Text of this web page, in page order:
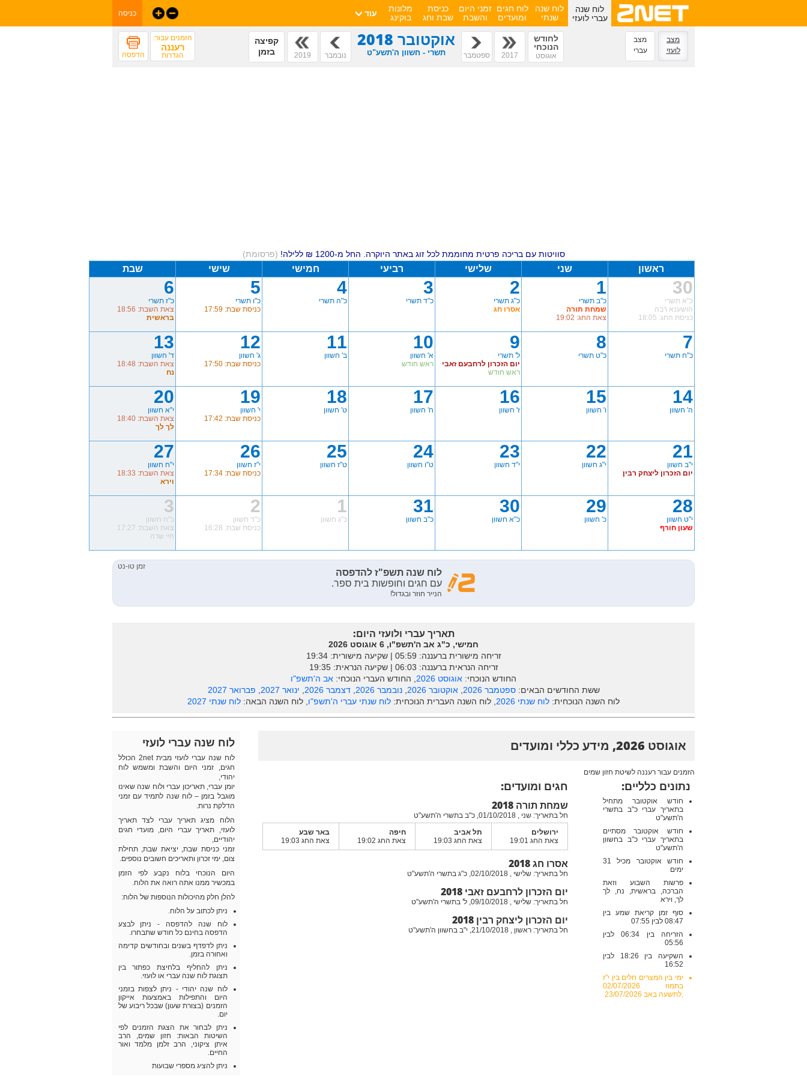
לוח שנה
עברי לועזי
לוח שנה
שנתי
לוח חגים
ומועדים
זמני היום
והשבת
כניסת
שבת וחג
מלונות
בוקינג
עוד כניסה
מצב
לועזי
מצב
עברי
הזמנים עבור:
רעננה
הגדרות הדפסה
לחודש
הנוכחי
אוגוסט 2017 ספטמבר
אוקטובר 2018
תשרי - חשוון ה'תשע"ט נובמבר 2019
קפיצה
בזמן
סוויטות עם בריכה פרטית מחוממת לכל זוג באתר היוקרה. החל מ-1200 ₪ ללילה! (פרסומת)
ראשון שני שלישי רביעי חמישי שישי שבת
30
כ"א תשרי
הושענא רבה
כניסת החג: 18:05
1
כ"ב תשרי
שמחת תורה
צאת החג: 19:02
2
כ"ג תשרי
אסרו חג
3
כ"ד תשרי
4
כ"ה תשרי
5
כ"ו תשרי
כניסת שבת: 17:59
6
כ"ז תשרי
צאת השבת: 18:56
בראשית
7
כ"ח תשרי
8
כ"ט תשרי
9
ל' תשרי
יום הזכרון לרחבעם זאבי
ראש חודש
10
א' חשוון
ראש חודש
11
ב' חשוון
12
ג' חשוון
כניסת שבת: 17:50
13
ד' חשוון
צאת השבת: 18:48
נח
14
ה' חשוון
15
ו' חשוון
16
ז' חשוון
17
ח' חשוון
18
ט' חשוון
19
י' חשוון
כניסת שבת: 17:42
20
י"א חשוון
צאת השבת: 18:40
לך לך
21
י"ב חשוון
יום הזכרון ליצחק רבין
22
י"ג חשוון
23
י"ד חשוון
24
ט"ו חשוון
25
ט"ז חשוון
26
י"ז חשוון
כניסת שבת: 17:34
27
י"ח חשוון
צאת השבת: 18:33
וירא
28
י"ט חשוון
שעון חורף
29
כ' חשוון
30
כ"א חשוון
31
כ"ב חשוון
1
כ"ג חשוון
2
כ"ד חשוון
כניסת שבת: 16:28
3
כ"ה חשוון
צאת השבת: 17:27
חיי שרה
תאריך עברי ולועזי היום:
חמישי, כ"ג אב ה'תשפ"ו, 6 אוגוסט 2026
זריחה מישורית ברעננה: ‎05:59 | שקיעה מישורית: 19:34
זריחה הנראית ברעננה: ‎06:03 | שקיעה הנראית: 19:35
החודש הנוכחי: אוגוסט 2026 , החודש העברי הנוכחי: אב ה'תשפ"ו
ששת החודשים הבאים:ספטמבר 2026 ,אוקטובר 2026 ,נובמבר 2026 ,דצמבר 2026 ינואר 2027
פברואר 2027
לוח השנה הנוכחית: לוח שנתי 2026 , לוח השנה העברית הנוכחית: לוח שנתי עברי ה'תשפ"ו , לוח השנה הבאה: לוח שנתי 2027
אוגוסט 2026, מידע כללי ומועדים
הזמנים עבור רעננה לשיטת חזון שמים
נתונים כלליים:
חודש אוקטובר מתחיל
בתאריך עברי כ"ב בתשרי
ה'תשע"ט
חודש אוקטובר מסתיים
בתאריך עברי כ"ב בחשוון
ה'תשע"ט
חודש אוקטובר מכיל 31
ימים
פרשות השבוע וזאת
הברכה, בראשית, נח, לך
לך, וירא
סוף זמן קריאת שמע בין
08:47 לבין 07:55
הזריחה בין 06:34 לבין
05:56
השקיעה בין 18:26 לבין
16:52
ימי בין המצרים חלים בין י"ז
בתמוז 02/07/2026
,לתשעה באב 23/07/2026
חגים ומועדים:
שמחת תורה 2018
חל בתאריך: שני , 01/10/2018, כ"ב בתשרי ה'תשע"ט
ירושלים
צאת החג 19:01
תל אביב
צאת החג 19:03
חיפה
צאת החג 19:02
באר שבע
צאת החג 19:03
אסרו חג 2018
חל בתאריך: שלישי , 02/10/2018, כ"ג בתשרי ה'תשע"ט
יום הזכרון לרחבעם זאבי 2018
חל בתאריך: שלישי , 09/10/2018, ל' בתשרי ה'תשע"ט
יום הזכרון ליצחק רבין 2018
חל בתאריך: ראשון , 21/10/2018, י"ב בחשוון ה'תשע"ט
לוח שנה עברי לועזי
לוח שנה עברי לועזי מבית 2net הכולל
חגים, זמני היום והשבת ומשמש לוח
יהודי,
יומן עברי, תאריכון עברי ולוח שנה שאינו
מוגבל בזמן – לוח שנה לתמיד עם זמני
הדלקת נרות.
הלוח מציג תאריך עברי לצד תאריך
לועזי, תאריך עברי היום, מועדי חגים
יהודיים,
זמני כניסת שבת, יציאת שבת, תחילת
צום, ימי זכרון ותאריכים חשובים נוספים.
היום הנוכחי בלוח נקבע לפי הזמן
במכשיר ממנו אתה רואה את הלוח.
להלן חלק מהיכולות הנוספות של הלוח:
ניתן לכתוב על הלוח.
לוח שנה להדפסה - ניתן לבצע
הדפסה בחינם כל חודש שתבחרו.
ניתן לדפדף בשנים ובחודשים קדימה
ואחורה בזמן.
ניתן להחליף בלחיצת כפתור בין
תצוגת לוח שנה עברי או לועזי.
לוח שנה יהודי - ניתן לצפות בזמני
היום והתפילות באמצעות אייקון
הזמנים (בצורת שעון) שבכל ריבוע של
יום.
ניתן לבחור את הצגת הזמנים לפי
השיטות הבאות: חזון שמים, הרב
איתן ציקוני, הרב זלמן מלמד ואור
החיים.
ניתן להציג מספרי שבועות